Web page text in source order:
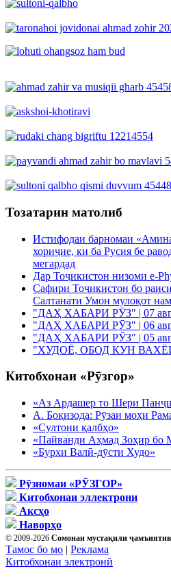
Тозатарин матолиб
Истифодаи барномаи
хориҷие, ки ба Русия бе
мегардад
Дар Тоҷикистон низоми e-
Сафири Тоҷикистон бо
Салтанати Умон мулоқот
"ДАҲ ХАБАРИ РӮЗ" | 07
"ДАҲ ХАБАРИ РӮЗ" | 06
"ДАҲ ХАБАРИ РӮЗ" | 05
"ХУДОЁ, ОБОД КУН
Китобхонаи «Рӯзгор»
«Аз Ардашер то Шери
А. Боқизода: Рӯзаи моҳи
«Султони қалбҳо»
«Пайванди Аҳмад Зоҳир бо
«Бурхи Валӣ-дӯсти Худо»
Рӯзномаи «РӮЗГОР»
Китобхонаи эллектрони
Аксҳо
Наворҳо
© 2009-2026 Сомонаи мустақили
Тамос бо мо | Реклама
Китобхонаи электронӣ